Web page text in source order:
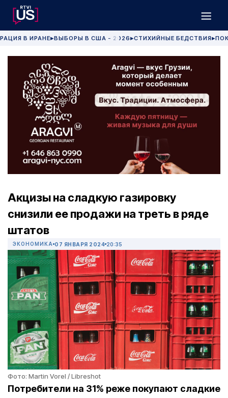
В ИРАНЕ▶ВЫБОРЫ В США - 2026 ▶СТИХИЙНЫЕ БЕДСТВИЯ▶
Акцизы на сладкую газировку
снизили ее продажи на треть в ряде
штатов
ЭКОНОМИКА 07 ЯНВАРЯ 2024 20:35
Фото: Martin Vorel / Libreshot
Потребители на 31% реже покупают сладкие